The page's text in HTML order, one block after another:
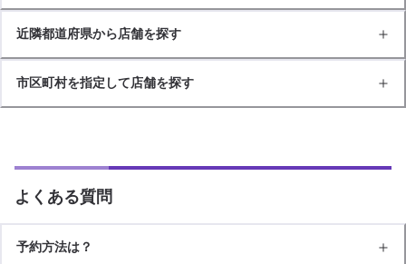
近隣都道府県から店舗を探す
市区町村を指定して店舗を探す
よくある質問
予約方法は？